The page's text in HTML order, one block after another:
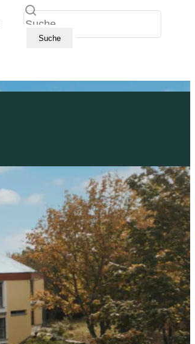
Suche
Suche